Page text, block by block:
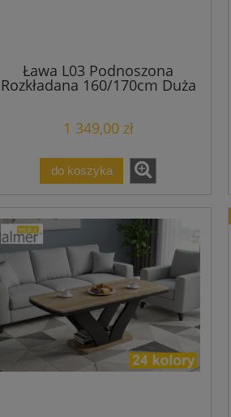
Ława L03 Podnoszona
Rozkładana 160/170cm Duża
1 349,00 zł
do koszyka